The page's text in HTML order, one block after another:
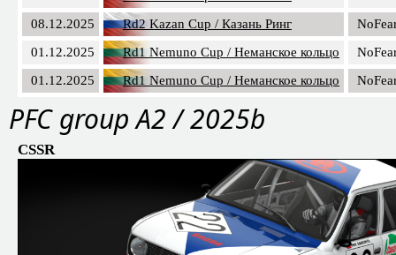
08.12.2025
Rd2 Kazan Cup / Казань Ринг
01.12.2025
Rd1 Nemuno Cup / Неманское кольцо
01.12.2025
Rd1 Nemuno Cup / Неманское кольцо
PFС group A2 / 2025b
CSSR